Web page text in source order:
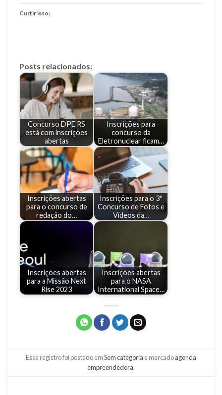
Curtir isso:
Posts relacionados:
Concurso DPE RS
está com inscrições
abertas
Inscrições para
concurso da
Eletronuclear ficam…
Inscrições abertas
para o concurso de
redação do…
Inscrições para o 3º
Concurso de Fotos e
Vídeos da…
Inscrições abertas
para a Missão Next
Rise 2023
Inscrições abertas
para o NASA
International Space…
Esse registro foi postado emSem categoria e marcadoagenda
empreendedora.